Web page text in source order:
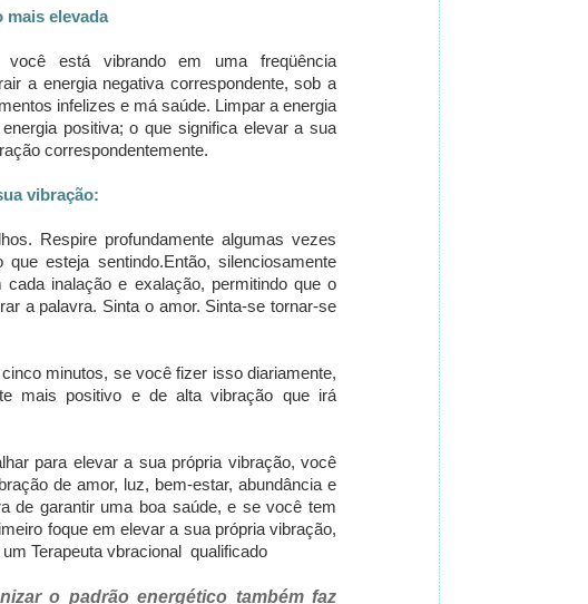
mais elevada
você está vibrando em uma freqüência
a energia negativa correspondente, sob a
infelizes e má saúde. Limpar a energia
positiva; o que significa elevar a sua
correspondentemente.
vibração:
Respire profundamente algumas vezes
esteja sentindo.Então, silenciosamente
inalação e exalação, permitindo que o
a palavra. Sinta o amor. Sinta-se tornar-se
minutos, se você fizer isso diariamente,
mais positivo e de alta vibração que irá
para elevar a sua própria vibração, você
de amor, luz, bem-estar, abundância e
de garantir uma boa saúde, e se você tem
foque em elevar a sua própria vibração,
Terapeuta vbracional qualificado
o padrão energético também faz